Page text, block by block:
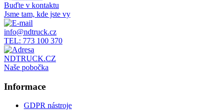
Buďte v kontaktu
Jsme tam, kde jste vy
info@ndtruck.cz
TEL: 773 100 370
NDTRUCK.CZ
Naše pobočka
Informace
GDPR nástroje